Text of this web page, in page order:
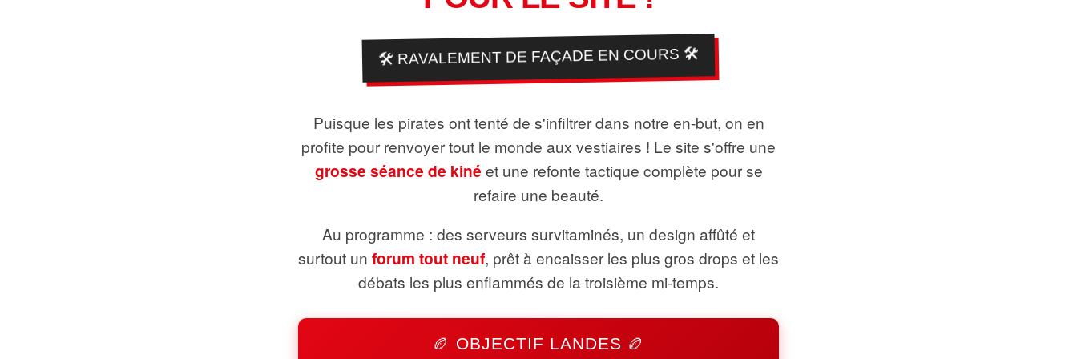
🛠️ RAVALEMENT DE FAÇADE EN COURS 🛠️
Puisque les pirates ont tenté de s'infiltrer dans notre en-but, on en
profite pour renvoyer tout le monde aux vestiaires ! Le site s'offre une
grosse séance de kiné et une refonte tactique complète pour se
refaire une beauté.
Au programme : des serveurs survitaminés, un design affûté et
surtout un forum tout neuf, prêt à encaisser les plus gros drops et les
débats les plus enflammés de la troisième mi-temps.
🏉 OBJECTIF LANDES 🏉